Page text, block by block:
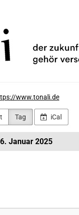
www.tonali.de
Tag iCal
Januar 2025
auswählen